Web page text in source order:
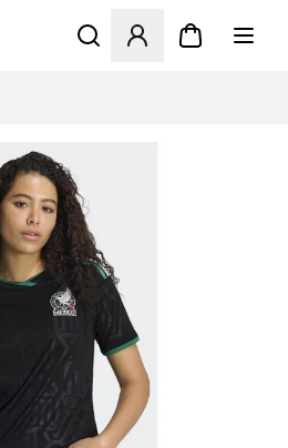
Åbner en Modal til at